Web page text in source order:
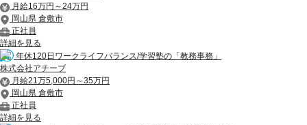
月給16万円～24万円
岡山県 倉敷市
正社員
詳細を見る
年休120日ワークライフバランス/学習塾の「教務事務」
株式会社アチーブ
月給21万5,000円～35万円
岡山県 倉敷市
正社員
詳細を見る